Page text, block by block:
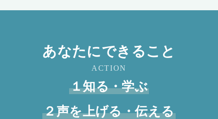
あなたにできること
ACTION
１知る・学ぶ
２声を上げる・伝える